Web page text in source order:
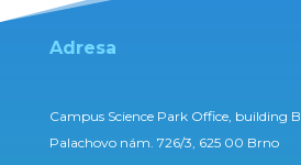
Adresa
Campus Science Park Office, building B
Palachovo nám. 726/3, 625 00 Brno